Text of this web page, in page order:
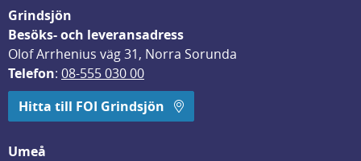
Grindsjön
Besöks- och leveransadress
Olof Arrhenius väg 31, Norra Sorunda
Telefon: 08-555 030 00
Hitta till FOI Grindsjön
Umeå